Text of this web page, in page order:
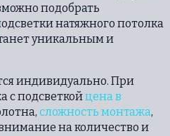
подобрать
натяжного потолка
уникальным и
индивидуально. При
с подсветкойцена в
сложность монтажа,
на количество и